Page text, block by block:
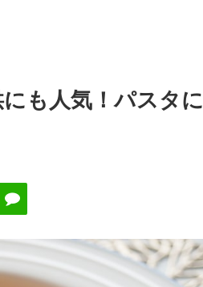
も人気！パスタに